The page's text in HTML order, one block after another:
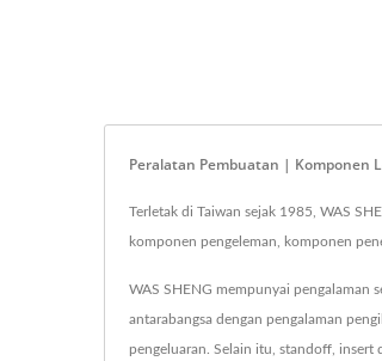
Peralatan Pembuatan | Komponen
Terletak di Taiwan sejak 1985, WAS
komponen pengeleman, komponen
WAS SHENG mempunyai pengalaman
antarabangsa dengan pengalaman
pengeluaran. Selain itu, standoff, insert